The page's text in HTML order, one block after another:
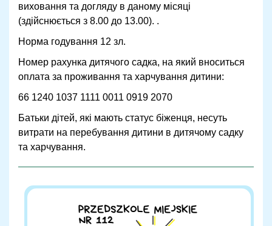
виховання та догляду в даному місяці
(здійснюється з 8.00 до 13.00). .
Норма годування 12 зл.
Номер рахунка дитячого садка, на який вноситься
оплата за проживання та харчування дитини:
66 1240 1037 1111 0011 0919 2070
Батьки дітей, які мають статус біженця, несуть
витрати на перебування дитини в дитячому садку
та харчування.